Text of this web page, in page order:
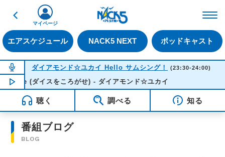
戻る
エアスケジュール NACK5 NEXT ポッドキャスト
マイページ
NOW ON AIR
ダイアモンド☆ユカイ Hello サムシング！ (23:30-24:00)
NOW PLAYING23:53
(ダイスをころがせ) - ダイアモンド☆ユカイ
聴く 調べる 知る
番組ブログ
BLOG